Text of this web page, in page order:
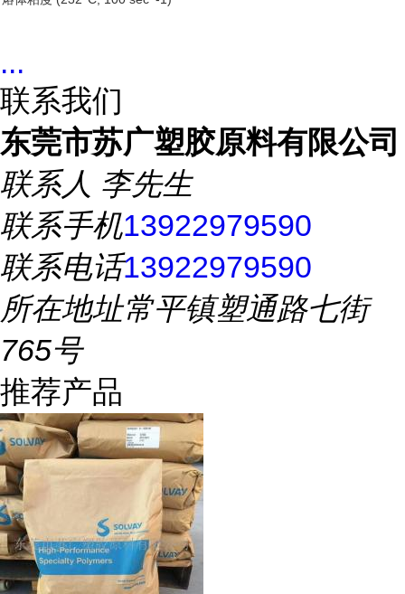
...
联系我们
东莞市苏广塑胶原料有限公司
联系人 李先生
联系手机13922979590
联系电话13922979590
所在地址常平镇塑通路七街
765号
推荐产品